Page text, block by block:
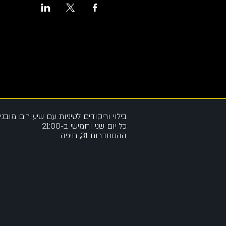
בילוי וריקודים לטיניות עם שיעורים
כל יום שני וחמישי ב-21:00
ההסתדרות 31, חיפה